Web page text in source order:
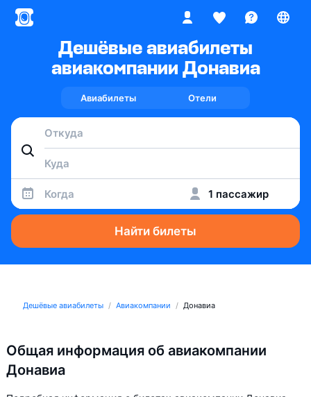
Дешёвые авиабилеты
авиакомпании Донавиа
Авиабилеты Отели
Когда 1 пассажир
Найти билеты
Дешёвые авиабилеты Авиакомпании Донавиа
Общая информация об авиакомпании
Донавиа